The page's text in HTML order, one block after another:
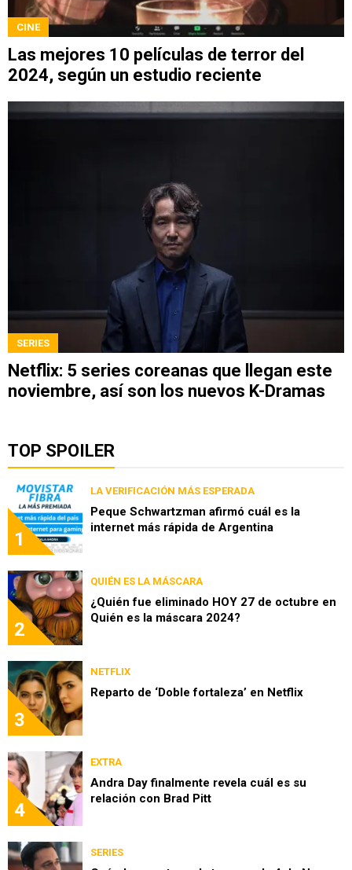
CINE
Las mejores 10 películas de terror del
2024, según un estudio reciente
SERIES
Netflix: 5 series coreanas que llegan este
noviembre, así son los nuevos K-Dramas
TOP SPOILER
1
LA VERIFICACIÓN MÁS ESPERADA
Peque Schwartzman afirmó cuál es la
internet más rápida de Argentina
2
QUIÉN ES LA MÁSCARA
¿Quién fue eliminado HOY 27 de octubre en
Quién es la máscara 2024?
3
NETFLIX
Reparto de ‘Doble fortaleza’ en Netflix
4
EXTRA
Andra Day finalmente revela cuál es su
relación con Brad Pitt
SERIES